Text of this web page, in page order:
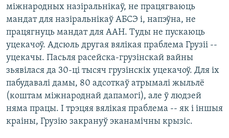
міжнародных назіральнікаў, не працягваюць
мандат для назіральнікаў АБСЭ і, напэўна, не
працягнуць мандат для ААН. Туды не пускаюць
уцекачоў. Адсюль другая вялікая праблема Грузіі --
уцекачы. Пасьля расейска-грузінскай вайны
зьявілася да 30-ці тысяч грузінскіх уцекачоў. Для іх
пабудавалі дамы, 80 адсоткаў атрымалі жыльлё
(коштам міжнароднай дапамогі), але ў людзей
няма працы. І трэцяя вялікая праблема -- як і іншыя
краіны, Грузію закрануў эканамічны крызіс.